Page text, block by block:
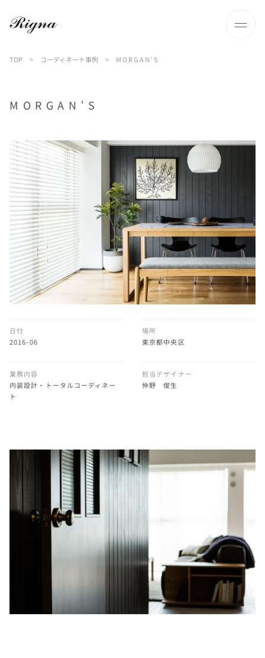
TOP > コーディネート事例 > M O R G A N ‘ S
M O R G A N ‘ S
日付
2016-06
場所
東京都中央区
業務内容
内装設計・トータルコーディネー
ト
担当デザイナー
仲野 俊生